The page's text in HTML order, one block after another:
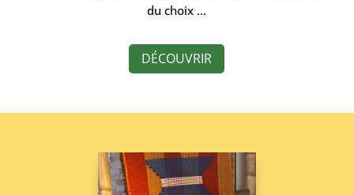
du choix …
DÉCOUVRIR